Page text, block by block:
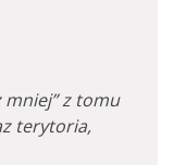
mniej” z tomu
terytoria,